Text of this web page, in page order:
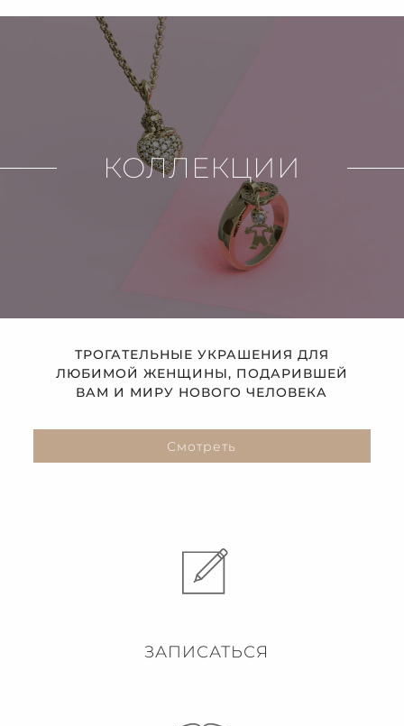
КОЛЛЕКЦИИ
ТРОГАТЕЛЬНЫЕ УКРАШЕНИЯ ДЛЯ
ЛЮБИМОЙ ЖЕНЩИНЫ, ПОДАРИВШЕЙ
ВАМ И МИРУ НОВОГО ЧЕЛОВЕКА
Смотреть
ЗАПИСАТЬСЯ